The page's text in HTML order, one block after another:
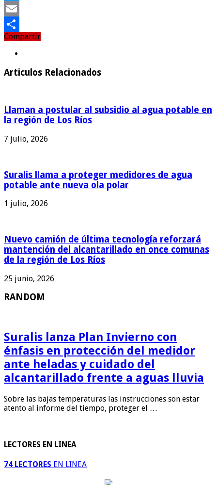
Twitter
Email
Compartir
Compartir
Articulos Relacionados
Llaman a postular al subsidio al agua potable en
la región de Los Ríos
7 julio, 2026
Suralis llama a proteger medidores de agua
potable ante nueva ola polar
1 julio, 2026
Nuevo camión de última tecnología reforzará
mantención del alcantarillado en once comunas
de la región de Los Ríos
25 junio, 2026
RANDOM
Suralis lanza Plan Invierno con
énfasis en protección del medidor
ante heladas y cuidado del
alcantarillado frente a aguas lluvia
Sobre las bajas temperaturas las instrucciones son estar
atento al informe del tiempo, proteger el …
LECTORES EN LINEA
74 LECTORES EN LINEA